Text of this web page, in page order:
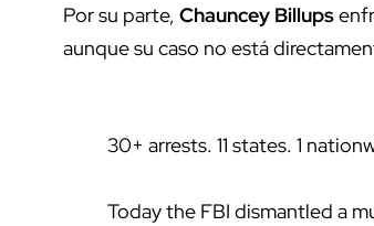
Por su parte, Chauncey Billups
aunque su caso no está
30+ arrests. 11 states. 1
Today the FBI dismantled a